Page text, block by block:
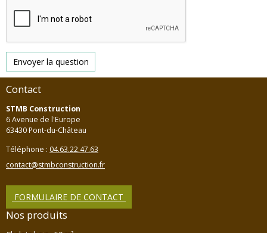
Envoyer la question
Contact
STMB Construction
6 Avenue de l'Europe
63430 Pont-du-Château
Téléphone : 04.63.22.47.63
contact@stmbconstruction.fr
FORMULAIRE DE CONTACT
Nos produits